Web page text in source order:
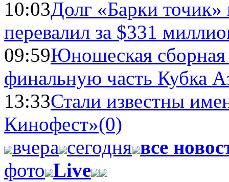
10:03Долг «Барки
перевалил за $331
09:59Юношеская
финальную часть Кубка
13:33Стали известны
Кинофест»(0)
вчера сегодня все
фото Live